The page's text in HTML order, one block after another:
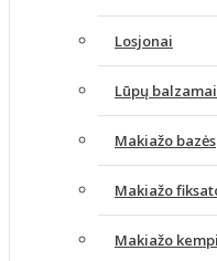
Losjonai
Lūpų balzamai
Makiažo bazės
Makiažo
Makiažo